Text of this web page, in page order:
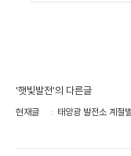
'햇빛발전'의 다른글
현재글 태양광 발전소 계절